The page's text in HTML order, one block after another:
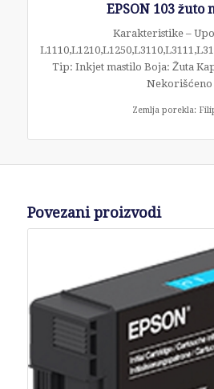
EPSON 103 žuto
Karakteristike –
Tip: Inkjet mastilo Boja: Žuta
Nekorišćeno
Zemlja porekla:
Povezani proizvodi